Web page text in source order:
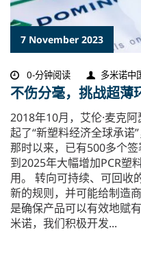
7 November 2023
0-分钟阅读 多米诺中
不伤分毫，挑战超薄
​2018年10月，艾伦·麦克
起了“新塑料经济全球承诺
那时以来，已有500多个
到2025年大幅增加PCR塑
用。 转向可持续、可回收
新的规则，并可能给制造
是确保产品可以有效地赋
米诺，我们积极开发...